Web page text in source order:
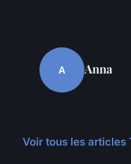
A Anna
Voir tous les articles